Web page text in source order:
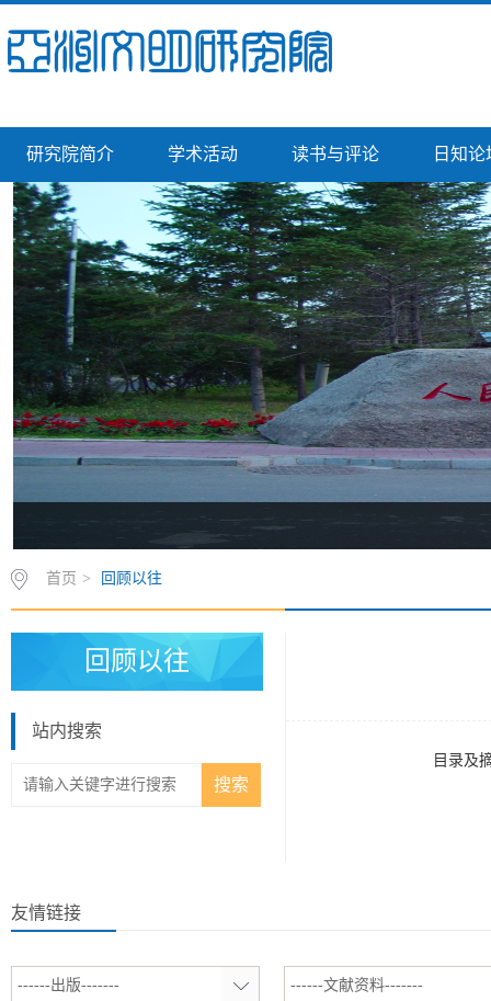
研究院简介 学术活动 读书与评论 日知论
首页 > 回顾以往
回顾以往
站内搜索
目录及
友情链接
------出版------- ------文献资料-------